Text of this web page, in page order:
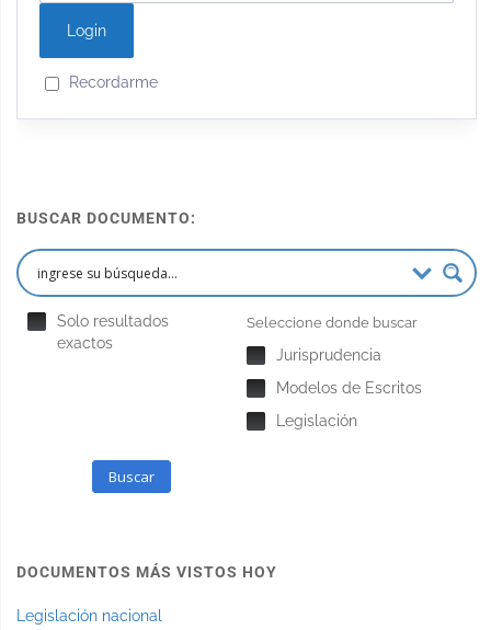
Recordarme
BUSCAR DOCUMENTO:
Solo resultados
exactos
Seleccione donde buscar
Jurisprudencia
Modelos de Escritos
Legislación
Buscar
DOCUMENTOS MÁS VISTOS HOY
Legislación nacional